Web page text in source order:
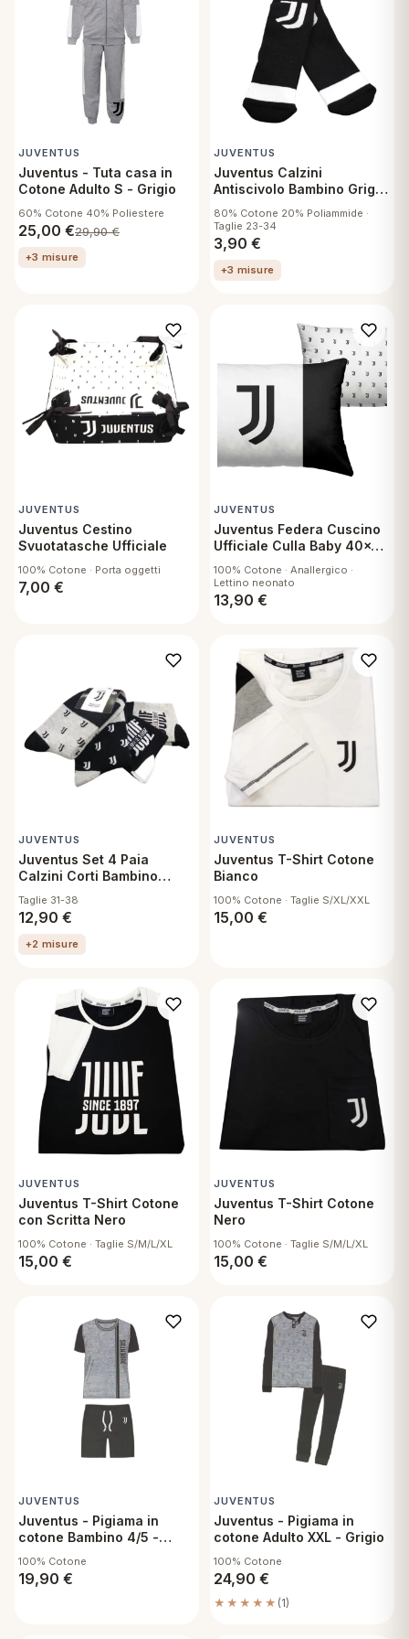
Letto
letto
per cuscini
arredo
in fibra
in piuma d'oca
in piuma
Plaid Cartoons
Tappeti Cartoons
Teli Mare Cartoons
Trapuntini Cartoons
JUVENTUS
Juventus - Tuta casa in
Cotone Adulto S - Grigio
60% Cotone 40% Poliestere
25,00 €29,90€
+3 misure
JUVENTUS
Juventus Calzini
Antiscivolo Bambino Grigio
80% Cotone 20% Poliammide ·
Taglie 23-34
3,90 €
+3 misure
JUVENTUS
Juventus Cestino
Svuotatasche Ufficiale
100% Cotone · Porta oggetti
7,00 €
JUVENTUS
Juventus Federa Cuscino
Ufficiale Culla Baby 40x60
100% Cotone · Anallergico ·
Lettino neonato
13,90 €
JUVENTUS
Juventus Set 4 Paia
Calzini Corti Bambino
Taglie 31-38
12,90 €
+2 misure
JUVENTUS
Juventus T-Shirt Cotone
Bianco
100% Cotone · Taglie S/XL/XXL
15,00 €
JUVENTUS
Juventus T-Shirt Cotone
con Scritta Nero
100% Cotone · Taglie S/M/L/XL
15,00 €
JUVENTUS
Juventus T-Shirt Cotone
Nero
100% Cotone · Taglie S/M/L/XL
15,00 €
JUVENTUS
Juventus - Pigiama in
cotone Bambino 4/5 -
100% Cotone
19,90 €
JUVENTUS
Juventus - Pigiama in
cotone Adulto XXL - Grigio
100% Cotone
24,90 €
★★★★★ (1)